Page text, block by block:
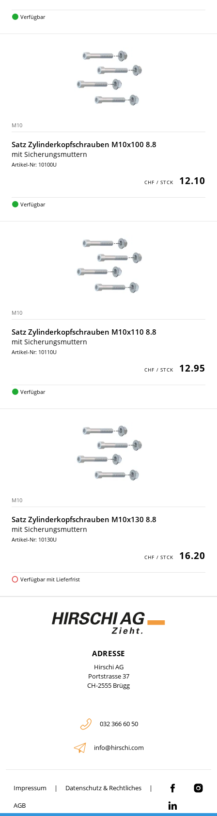
Verfügbar
M10
Satz Zylinderkopfschrauben M10x100 8.8
mit Sicherungsmuttern
Artikel-Nr: 10100U
12.10
Verfügbar
M10
Satz Zylinderkopfschrauben M10x110 8.8
mit Sicherungsmuttern
Artikel-Nr: 10110U
12.95
Verfügbar
M10
Satz Zylinderkopfschrauben M10x130 8.8
mit Sicherungsmuttern
Artikel-Nr: 10130U
16.20
Verfügbar mit Lieferfrist
ADRESSE
Hirschi AG
Portstrasse 37
CH-2555 Brügg
032 366 60 50
info@hirschi.com
Impressum
Datenschutz & Rechtliches
AGB